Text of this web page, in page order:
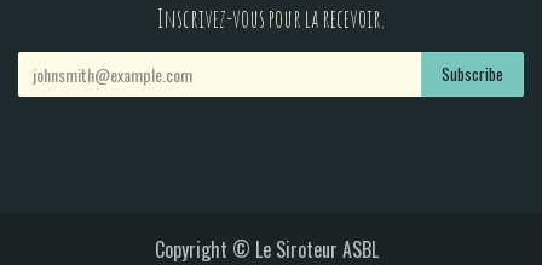
Inscrivez-vous pour la recevoir.
Subscribe
Copyright © Le Siroteur ASBL​